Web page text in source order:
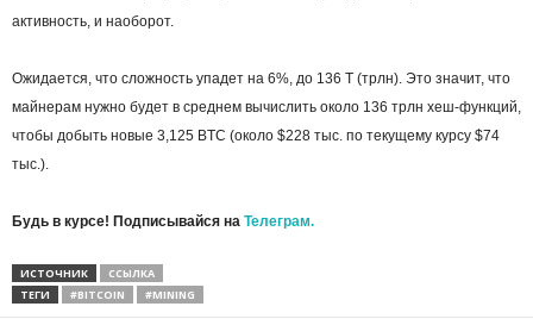
активность, и наоборот.
Ожидается, что сложность упадет на 6%, до 136 Т (трлн). Это значит, что
майнерам нужно будет в среднем вычислить около 136 трлн хеш-функций,
чтобы добыть новые 3,125 BTC (около $228 тыс. по текущему курсу $74
тыс.).
Будь в курсе! Подписывайся на Телеграм.
ИСТОЧНИК
ССЫЛКА
ТЕГИ
#BITCOIN #MINING